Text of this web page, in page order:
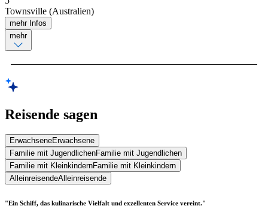
Townsville (Australien)
mehr Infos
mehr
Reisende sagen
ErwachseneErwachsene
Familie mit JugendlichenFamilie mit Jugendlichen
Familie mit KleinkindernFamilie mit Kleinkindern
AlleinreisendeAlleinreisende
"Ein Schiff, das kulinarische Vielfalt und exzellenten Service vereint."